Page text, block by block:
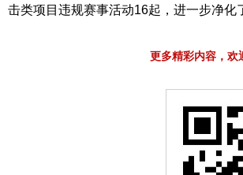
击类项目违规赛事活动16起，进一步净
更多精彩内容，欢